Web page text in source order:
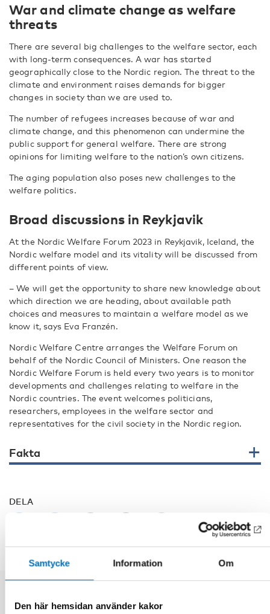
Samtycke Information Om
Den här hemsidan använder kakor
War and climate change as welfare
threats
There are several big challenges to the welfare sector, each
with long-term consequences. A war has started
geographically close to the Nordic region. The threat to the
climate and environment raises demands for bigger
changes in society than we are used to.
The number of refugees increases because of war and
climate change, and this phenomenon can undermine the
public support for general welfare. There are strong
opinions for limiting welfare to the nation’s own citizens.
The aging population also poses new challenges to the
welfare politics.
Broad discussions in Reykjavik
At the Nordic Welfare Forum 2023 in Reykjavik, Iceland, the
Nordic welfare model and its vitality will be discussed from
different points of view.
– We will get the opportunity to share new knowledge about
which direction we are heading, about available path
choices and measures to maintain a welfare model as we
know it, says Eva Franzén.
Nordic Welfare Centre arranges the Welfare Forum on
behalf of the Nordic Council of Ministers. One reason the
Nordic Welfare Forum is held every two years is to monitor
developments and challenges relating to welfare in the
Nordic countries. The event welcomes politicians,
researchers, employees in the welfare sector and
representatives for the civil society in the Nordic region.
Fakta
DELA
Relaterade nyheter